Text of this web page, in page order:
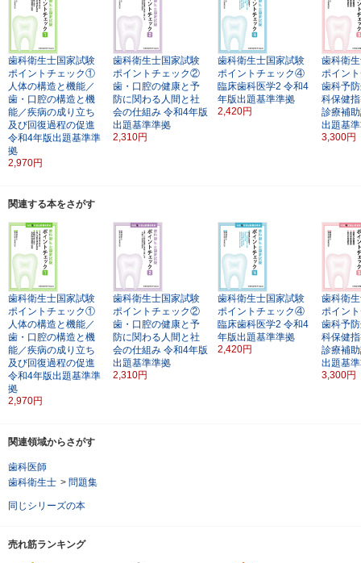
歯科衛生士国家試験
ポイントチェック①
人体の構造と機能／
歯・口腔の構造と機
能／疾病の成り立ち
及び回復過程の促進
令和4年版出題基準準
拠
2,970円
歯科衛生士国家試験
ポイントチェック②
歯・口腔の健康と予
防に関わる人間と社
会の仕組み 令和4年版
出題基準準拠
2,310円
歯科衛生士国家試験
ポイントチェック④
臨床歯科医学2 令和4
年版出題基準準拠
2,420円
歯科衛
ポイン
歯科予
科保健
診療補
出題基
3,300円
関連する本をさがす
歯科衛生士国家試験
ポイントチェック①
人体の構造と機能／
歯・口腔の構造と機
能／疾病の成り立ち
及び回復過程の促進
令和4年版出題基準準
拠
2,970円
歯科衛生士国家試験
ポイントチェック②
歯・口腔の健康と予
防に関わる人間と社
会の仕組み 令和4年版
出題基準準拠
2,310円
歯科衛生士国家試験
ポイントチェック④
臨床歯科医学2 令和4
年版出題基準準拠
2,420円
歯科衛
ポイン
歯科予
科保健
診療補
出題基
3,300円
関連領域からさがす
歯科医師
歯科衛生士 > 問題集
同じシリーズの本
売れ筋ランキング